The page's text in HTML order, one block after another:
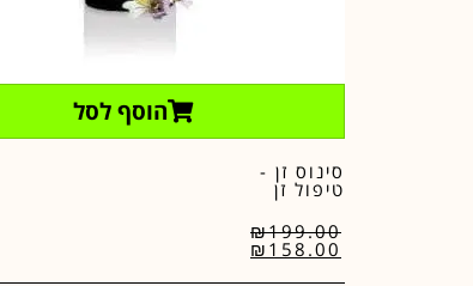
הוסף לסל
סינוס זן -
טיפול זן
₪199.00
₪ 158.00